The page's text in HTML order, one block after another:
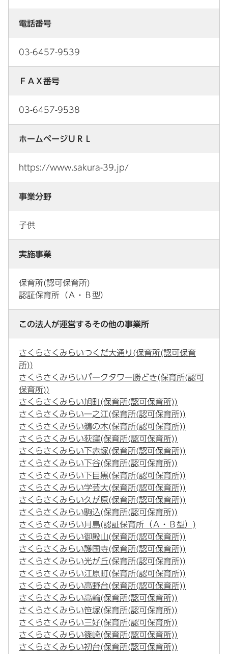
電話番号
03-6457-9539
ＦＡＸ番号
03-6457-9538
ホームページＵＲＬ
https://www.sakura-39.jp/
事業分野
子供
実施事業
保育所(認可保育所)
認証保育所（Ａ・Ｂ型）
この法人が運営するその他の事業所
さくらさくみらいつくだ大通り(保育所(認可保育
所))
さくらさくみらいパークタワー勝どき(保育所(認可
保育所))
さくらさくみらい旭町(保育所(認可保育所))
さくらさくみらい一之江(保育所(認可保育所))
さくらさくみらい鵜の木(保育所(認可保育所))
さくらさくみらい荻窪(保育所(認可保育所))
さくらさくみらい下赤塚(保育所(認可保育所))
さくらさくみらい下谷(保育所(認可保育所))
さくらさくみらい下目黒(保育所(認可保育所))
さくらさくみらい学芸大(保育所(認可保育所))
さくらさくみらい久が原(保育所(認可保育所))
さくらさくみらい駒込(保育所(認可保育所))
さくらさくみらい月島(認証保育所（Ａ・Ｂ型）)
さくらさくみらい御殿山(保育所(認可保育所))
さくらさくみらい護国寺(保育所(認可保育所))
さくらさくみらい光が丘(保育所(認可保育所))
さくらさくみらい江原町(保育所(認可保育所))
さくらさくみらい高野台(保育所(認可保育所))
さくらさくみらい高輪(保育所(認可保育所))
さくらさくみらい笹塚(保育所(認可保育所))
さくらさくみらい三好(保育所(認可保育所))
さくらさくみらい篠崎(保育所(認可保育所))
さくらさくみらい初台(保育所(認可保育所))